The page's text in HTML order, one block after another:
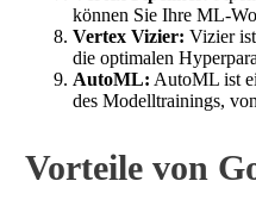
können Sie Ihre ML-
Vertex Vizier: Vizier
die optimalen
AutoML: AutoML ist
des Modelltrainings,
Vorteile von